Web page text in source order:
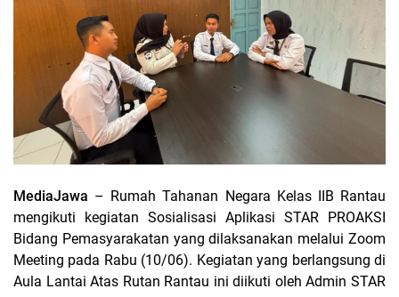
MediaJawa – Rumah Tahanan Negara Kelas IIB Rantau
mengikuti kegiatan Sosialisasi Aplikasi STAR PROAKSI
Bidang Pemasyarakatan yang dilaksanakan melalui Zoom
Meeting pada Rabu (10/06). Kegiatan yang berlangsung di
Aula Lantai Atas Rutan Rantau ini diikuti oleh Admin STAR